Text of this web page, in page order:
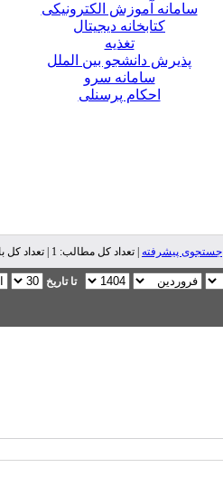
سامانه آموزش الکترونیکی
کتابخانه دیجیتال
تغذیه
پذیرش دانشجو بین الملل
سامانه سرو
احکام پرسنلی
جستجوی پیشرفته | تعداد کل مطالب: 1 | تعداد کل بازدید های مطالب: 20,470 |
تا تاریخ